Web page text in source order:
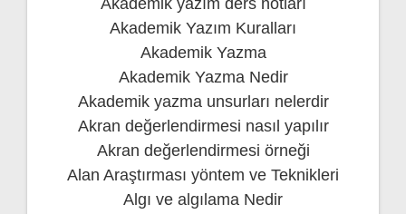
Akademik yazım ders notları
Akademik Yazım Kuralları
Akademik Yazma
Akademik Yazma Nedir
Akademik yazma unsurları nelerdir
Akran değerlendirmesi nasıl yapılır
Akran değerlendirmesi örneği
Alan Araştırması yöntem ve Teknikleri
Algı ve algılama Nedir